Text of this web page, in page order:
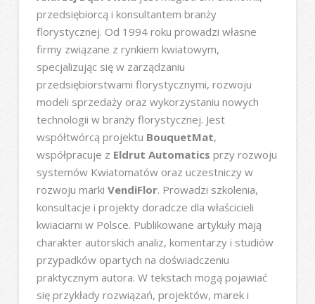
przedsiębiorcą i konsultantem branży
florystycznej. Od 1994 roku prowadzi własne
firmy związane z rynkiem kwiatowym,
specjalizując się w zarządzaniu
przedsiębiorstwami florystycznymi, rozwoju
modeli sprzedaży oraz wykorzystaniu nowych
technologii w branży florystycznej. Jest
współtwórcą projektu BouquetMat,
współpracuje z Eldrut Automatics przy rozwoju
systemów Kwiatomatów oraz uczestniczy w
rozwoju marki VendiFlor. Prowadzi szkolenia,
konsultacje i projekty doradcze dla właścicieli
kwiaciarni w Polsce. Publikowane artykuły mają
charakter autorskich analiz, komentarzy i studiów
przypadków opartych na doświadczeniu
praktycznym autora. W tekstach mogą pojawiać
się przykłady rozwiązań, projektów, marek i